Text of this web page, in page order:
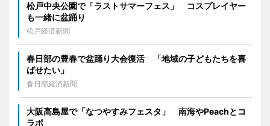
松戸中央公園で「ラストサマーフェス」 コスプレイヤー
も一緒に盆踊り
松戸経済新聞
春日部の豊春で盆踊り大会復活 「地域の子どもたちを喜
ばせたい」
春日部経済新聞
大阪高島屋で「なつやすみフェスタ」 南海やPeachとコ
ラボ